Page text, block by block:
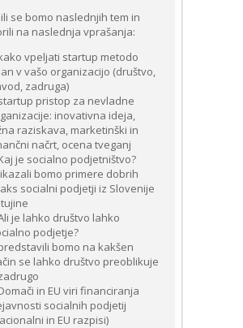
se bomo naslednjih tem in
na naslednja vprašanja:
vpeljati startup metodo
v vašo organizacijo (društvo,
zadruga)
pristop za nevladne
inovativna ideja,
raziskava, marketinški in
načrt, ocena tveganj
je socialno podjetništvo?
bomo primere dobrih
socialni podjetji iz Slovenije
je lahko društvo lahko
podjetje?
bomo na kakšen
se lahko društvo preoblikuje
in EU viri financiranja
socialnih podjetij
in EU razpisi)